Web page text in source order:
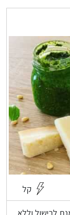
קל
לבישול וללא